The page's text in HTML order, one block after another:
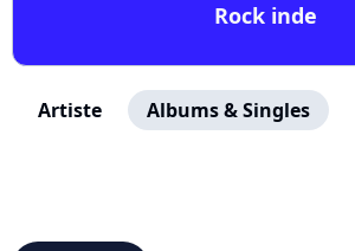
Rock inde
Artiste Albums & Singles